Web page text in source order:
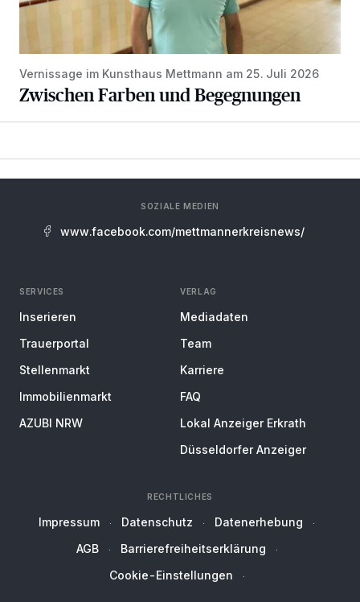
Vernissage im Kunsthaus Mettmann am 25. Juli 2026
Zwischen Farben und Begegnungen
SOZIALE MEDIEN
www.facebook.com/mettmannerkreisnews/
SERVICES
Inserieren
Trauerportal
Stellenmarkt
Immobilienmarkt
AZUBI NRW
VERLAG
Mediadaten
Team
Karriere
FAQ
Lokal Anzeiger Erkrath
Düsseldorfer Anzeiger
RECHTLICHES
Impressum Datenschutz
Datenerhebung
AGB
Barrierefreiheitserklärung
Cookie-Einstellungen